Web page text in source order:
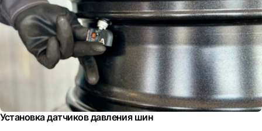
Установка датчиков давления шин